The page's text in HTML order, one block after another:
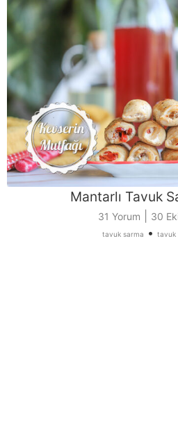
Mantarlı Tavuk
31 Yorum 30
tavuk sarma • tavuk